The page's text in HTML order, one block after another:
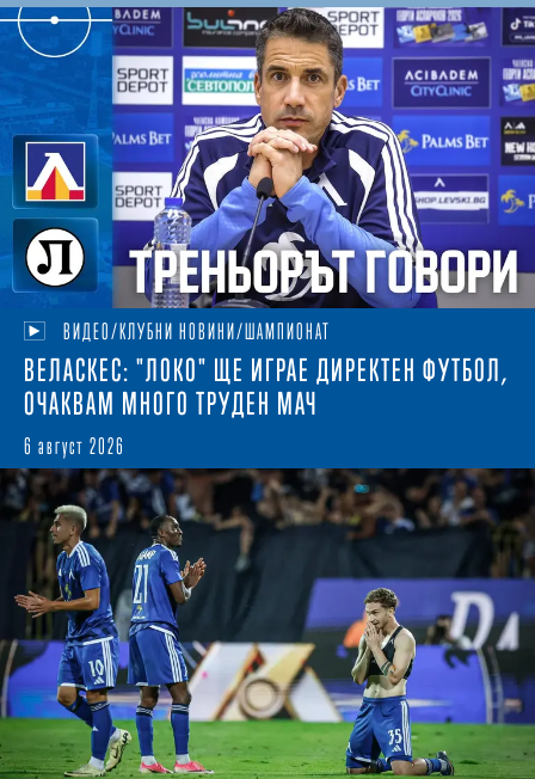
ВИДЕО/КЛУБНИ НОВИНИ/ШАМПИОНАТ
ВЕЛАСКЕС: "ЛОКО" ЩЕ ИГРАЕ ДИРЕКТЕН ФУТБОЛ,
ОЧАКВАМ МНОГО ТРУДЕН МАЧ
6 август 2026